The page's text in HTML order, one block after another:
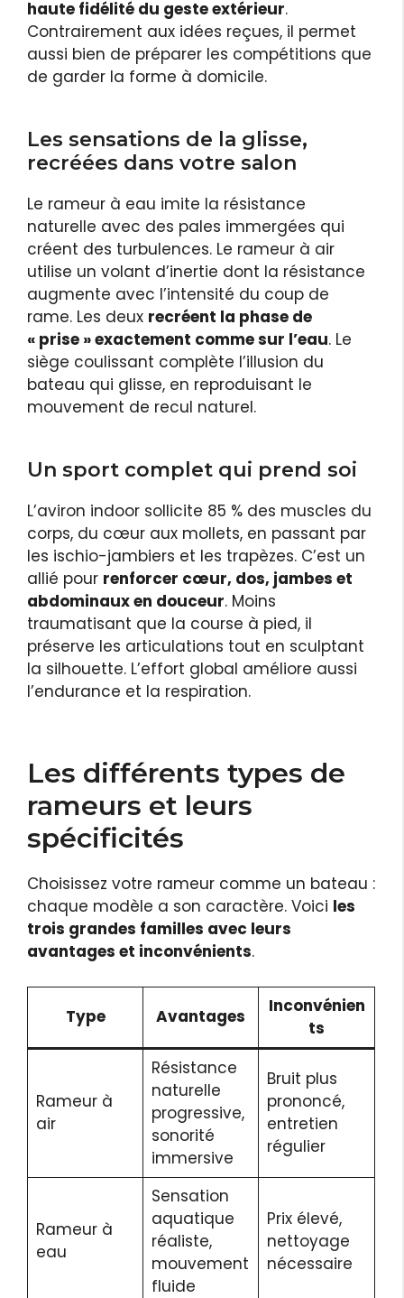
haute fidélité du geste extérieur.
Contrairement aux idées reçues, il permet
aussi bien de préparer les compétitions que
de garder la forme à domicile.
Les sensations de la glisse,
recréées dans votre salon
Le rameur à eau imite la résistance
naturelle avec des pales immergées qui
créent des turbulences. Le rameur à air
utilise un volant d’inertie dont la résistance
augmente avec l’intensité du coup de
rame. Les deux recréent la phase de
« prise » exactement comme sur l’eau. Le
siège coulissant complète l’illusion du
bateau qui glisse, en reproduisant le
mouvement de recul naturel.
Un sport complet qui prend soi
L’aviron indoor sollicite 85 % des muscles du
corps, du cœur aux mollets, en passant par
les ischio-jambiers et les trapèzes. C’est un
allié pour renforcer cœur, dos, jambes et
abdominaux en douceur. Moins
traumatisant que la course à pied, il
préserve les articulations tout en sculptant
la silhouette. L’effort global améliore aussi
l’endurance et la respiration.
Les différents types de
rameurs et leurs
spécificités
Choisissez votre rameur comme un bateau :
chaque modèle a son caractère. Voici les
trois grandes familles avec leurs
avantages et inconvénients.
Type Avantages
Inconvénien
ts
Rameur à
air
Résistance
naturelle
progressive,
sonorité
immersive
Bruit plus
prononcé,
entretien
régulier
Rameur à
eau
Sensation
aquatique
réaliste,
mouvement
fluide
Prix élevé,
nettoyage
nécessaire